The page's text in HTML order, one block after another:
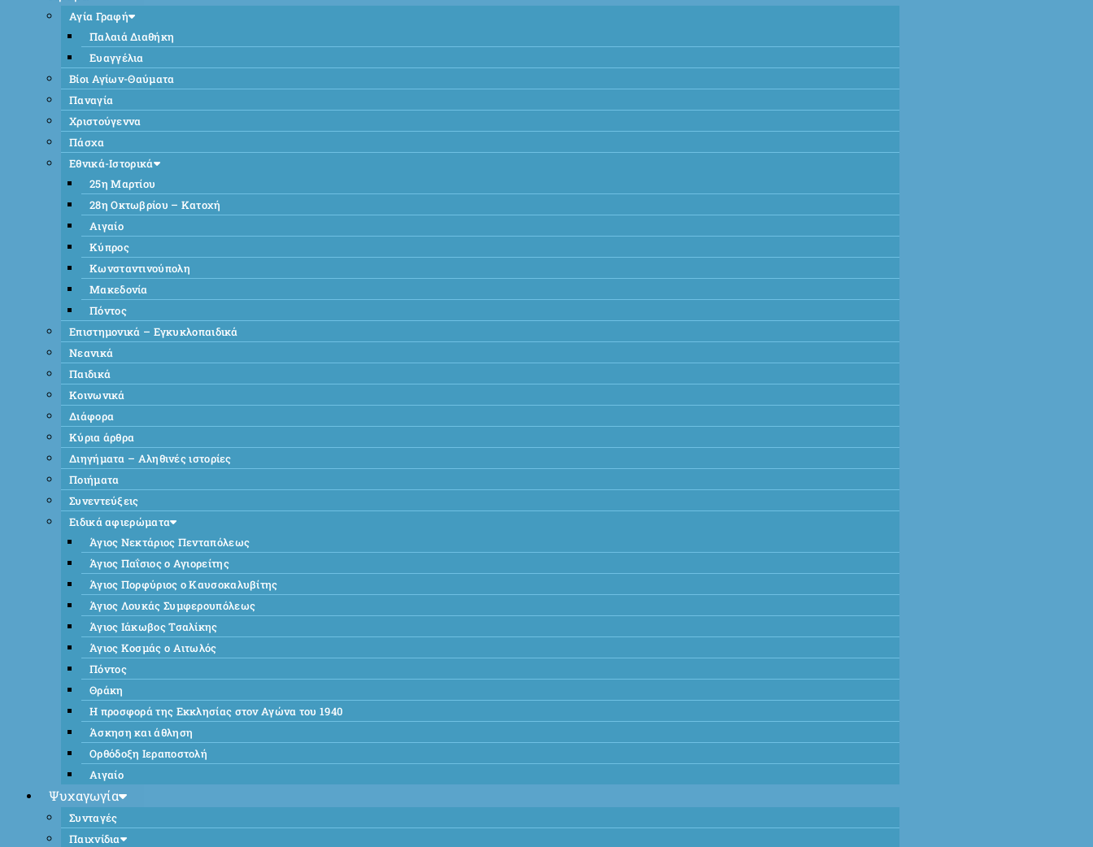
Αγία Γραφή
Παλαιά Διαθήκη
Ευαγγέλια
Βίοι Αγίων-Θαύματα
Παναγία
Χριστούγεννα
Πάσχα
Εθνικά-Ιστορικά
25η Μαρτίου
28η Οκτωβρίου – Κατοχή
Αιγαίο
Κύπρος
Κωνσταντινούπολη
Μακεδονία
Πόντος
Επιστημονικά – Εγκυκλοπαιδικά
Νεανικά
Παιδικά
Κοινωνικά
Διάφορα
Κύρια άρθρα
Διηγήματα – Αληθινές ιστορίες
Ποιήματα
Συνεντεύξεις
Ειδικά αφιερώματα
Άγιος Νεκτάριος Πενταπόλεως
Άγιος Παΐσιος ο Αγιορείτης
Άγιος Πορφύριος ο Καυσοκαλυβίτης
Άγιος Λουκάς Συμφερουπόλεως
Άγιος Ιάκωβος Τσαλίκης
Άγιος Κοσμάς ο Αιτωλός
Πόντος
Θράκη
Η προσφορά της Εκκλησίας στον Αγώνα του 1940
Άσκηση και άθληση
Ορθόδοξη Ιεραποστολή
Αιγαίο
Ψυχαγωγία
Συνταγές
Παιχνίδια